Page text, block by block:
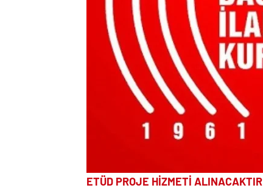
ETÜD PROJE HİZMETİ ALINACAKTIR